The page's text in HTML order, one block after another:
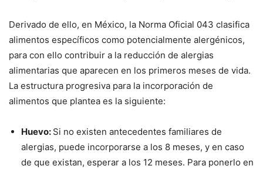
Derivado de ello, en México, la Norma Oficial 043 clasifica
alimentos específicos como potencialmente alergénicos,
para con ello contribuir a la reducción de alergias
alimentarias que aparecen en los primeros meses de vida.
La estructura progresiva para la incorporación de
alimentos que plantea es la siguiente:
Huevo: Si no existen antecedentes familiares de
alergias, puede incorporarse a los 8 meses, y en caso
de que existan, esperar a los 12 meses. Para ponerlo en